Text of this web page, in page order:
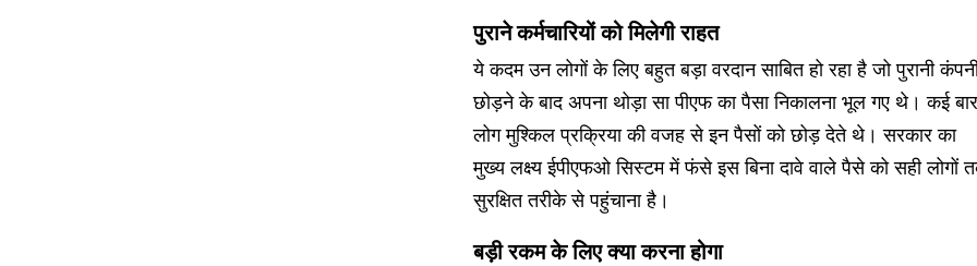
पुराने कर्मचारियों को मिलेगी राहत
ये कदम उन लोगों के लिए बहुत बड़ा वरदान साबित हो रहा है जो पुरानी
छोड़ने के बाद अपना थोड़ा सा पीएफ का पैसा निकालना भूल गए थे। कई बार
लोग मुश्किल प्रक्रिया की वजह से इन पैसों को छोड़ देते थे। सरकार का
मुख्य लक्ष्य ईपीएफओ सिस्टम में फंसे इस बिना दावे वाले पैसे को सही लोगों
सुरक्षित तरीके से पहुंचाना है।
बड़ी रकम के लिए क्या करना होगा